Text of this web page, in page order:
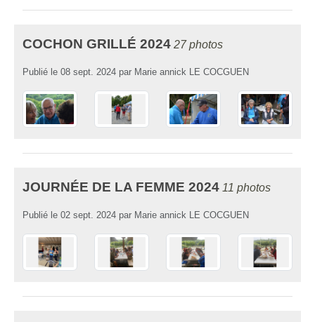
COCHON GRILLÉ 2024 27 photos
Publié le 08 sept. 2024 par Marie annick LE COCGUEN
JOURNÉE DE LA FEMME 2024 11 photos
Publié le 02 sept. 2024 par Marie annick LE COCGUEN